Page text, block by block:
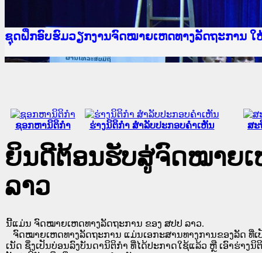
Ministry of Justice Lao PDR
ເຜີຍແຜ່ວັບໄຊຈົດໝາຍເຫດທາງລັດຖະການ ແລະ ແອັ
ກະຊວງຍຸຕິທຳ
ຊຸດຝຶກອົບຮົມວຽກງານຈົດໝາຍເຫດທາງລັດຖະການ
ກອງປະຊຸມທົບທວນຄືນການຈັດຕັ້ງປະຕິບັດວຽກງານຈົ
ຝຶກອົບຮົມ ຜູ່ປະສານງານວຽກງານຈົດໝາຍເຫດທາງລັ
ຝຶກອົບຮົມ ຜູ່ປະສານງານວຽກງານຈົດໝາຍເຫດທາງລັ
ເຜີຍແຜ່ແອັບກົດໝາຍລາວ ແລະ ເວັບໄຊຈົດໝາຍເຫດ
ເຜີຍແຜ່ແອັບກົດໝາຍລາວ ແລະ ເວັບໄຊຈົດໝາຍເຫດ
ຍົກລະດັບວຽກງານຈົດໝາຍເຫດທາງລັດຖະການໃຫ້ຜູ້
ຊຸດຝຶກອົບຮົມວຽກງານຈົດໝາຍເຫດທາງລັດຖະການ ໃ
ຊອກຫານິຕິກໍາ ຮ່າງນິຕິກໍາ ສໍາລັບປະກອບຄໍາເຫັນ ສະ
ຍິນດີຕ້ອນຮັບສູ່ຈົດໝາຍເ
ລາວ
ນີ້ແມ່ນ ຈົດໝາຍເຫດທາງລັດຖະການ ຂອງ ສປປ ລາວ.
ຈົດໝາຍເຫດທາງລັດຖະການ ແມ່ນ​ເອ​ກະ​ສານ​ທາງ​ການ​ຂອງ​ລັດ ທີ່​ເ
ເນັດ ຊຶ່ງ​ເປັນ​ບ່ອນ​ລົງ​ບັນ​ດາ​ນິ​ຕິ​ກຳ ທີ່ໄດ້ປະກາດໃຊ້ແລ້ວ ຫຼື ເອົາຮ່າງ